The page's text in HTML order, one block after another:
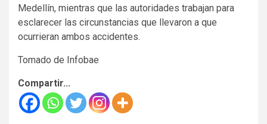
Medellín, mientras que las autoridades trabajan para
esclarecer las circunstancias que llevaron a que
ocurrieran ambos accidentes.
Tomado de Infobae
Compartir...